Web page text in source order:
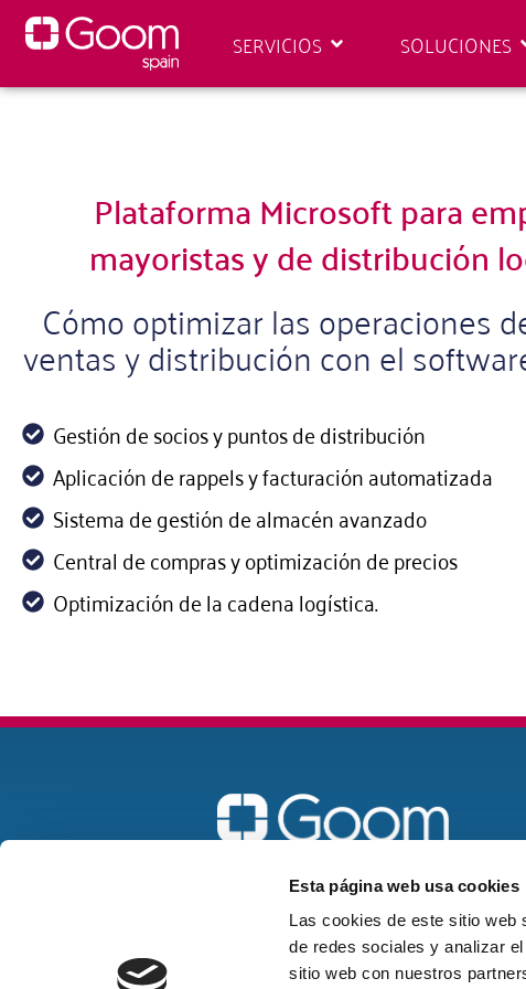
Esta página web usa cookies
Las cookies de este sitio web
de redes sociales y analizar
sitio web con nuestros
SERVICIOS SOLUCIONES
Plataforma Microsoft para
mayoristas y de distribución
Cómo optimizar las operaciones
ventas y distribución con el
Gestión de socios y puntos de distribución
Aplicación de rappels y facturación automatizada
Sistema de gestión de almacén avanzado
Central de compras y optimización de precios
Optimización de la cadena logística.
goom@goomspain.com
916 22 58 57